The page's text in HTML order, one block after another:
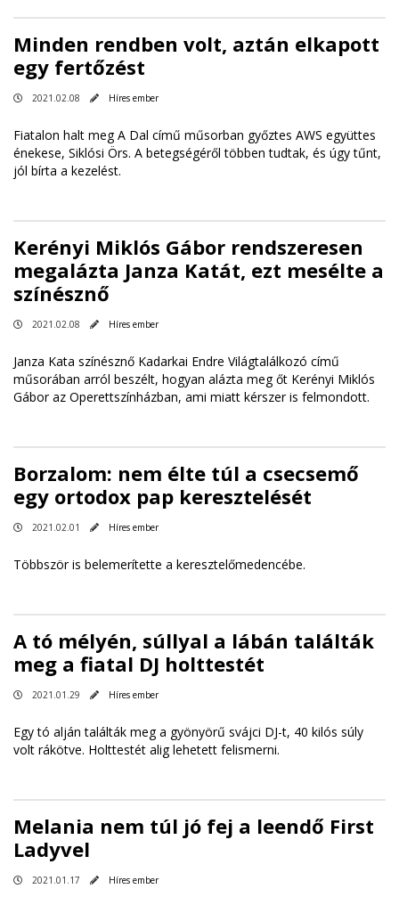
Minden rendben volt, aztán elkapott
egy fertőzést
2021.02.08 Híres ember
Fiatalon halt meg A Dal című műsorban győztes AWS együttes
énekese, Siklósi Örs. A betegségéről többen tudtak, és úgy tűnt,
jól bírta a kezelést.
Kerényi Miklós Gábor rendszeresen
megalázta Janza Katát, ezt mesélte a
színésznő
2021.02.08 Híres ember
Janza Kata színésznő Kadarkai Endre Világtalálkozó című
műsorában arról beszélt, hogyan alázta meg őt Kerényi Miklós
Gábor az Operettszínházban, ami miatt kérszer is felmondott.
Borzalom: nem élte túl a csecsemő
egy ortodox pap keresztelését
2021.02.01 Híres ember
Többször is belemerítette a keresztelőmedencébe.
A tó mélyén, súllyal a lábán találták
meg a fiatal DJ holttestét
2021.01.29 Híres ember
Egy tó alján találták meg a gyönyörű svájci DJ-t, 40 kilós súly
volt rákötve. Holttestét alig lehetett felismerni.
Melania nem túl jó fej a leendő First
Ladyvel
2021.01.17 Híres ember